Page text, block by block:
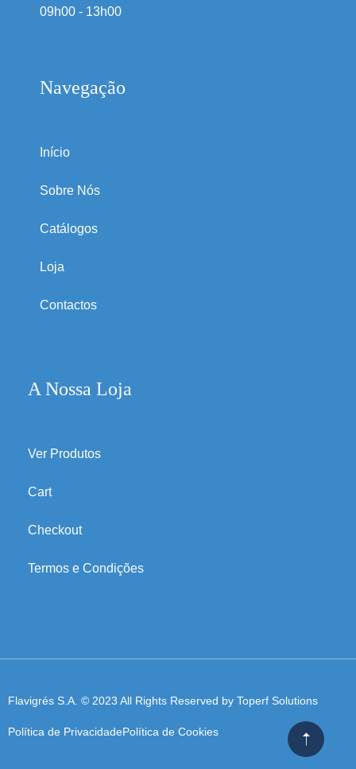
09h00 - 13h00
Navegação
Início
Sobre Nós
Catálogos
Loja
Contactos
A Nossa Loja
Ver Produtos
Cart
Checkout
Termos e Condições
Flavigrés S.A. © 2023 All Rights Reserved by Toperf Solutions
Política de PrivacidadePolítica de Cookies